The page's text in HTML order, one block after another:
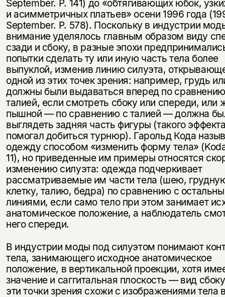
September. P. 141) до «обтягивающих юбок,
и асимметричных платьев» осени 1996 года
September. P. 578). Поскольку в индустрии
внимание уделялось главным образом виду
сзади и сбоку, в разные эпохи
попытки сделать ту или иную часть тела более
выпуклой, изменив линию силуэта,
одной из этих точек зрения: например, грудь
должны были выдаваться вперед по
талией, если смотреть сбоку или спереди, или
пышной — по сравнению с талией — должна
выглядеть задняя часть фигуры (такого
помогал добиться турнюр). Гарольд Кода
одежду способом «изменить форму тела»
11), но приведенные им примеры относятся
изменению силуэта: одежда подчеркивает
рассматриваемые им части тела (шею,
клетку, талию, бедра) по сравнению с
линиями, если само тело при этом занимает
анатомическое положение, а наблюдатель
него спереди.
В индустрии моды под силуэтом понимают
тела, занимающего исходное анатомическое
положение, в вертикальной проекции, хотя
значение и саггитальная плоскость — вид
эти точки зрения схожи с изображениями тела